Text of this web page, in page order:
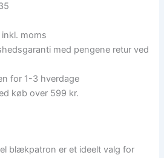
moms
med pengene retur ved
for 1-3 hverdage
køb over 599 kr.
blækpatron er et ideelt valg for